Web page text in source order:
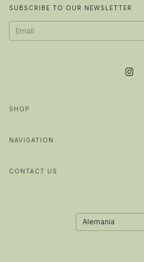
SUBSCRIBE TO OUR NEWSLETTER
SHOP
NAVIGATION
CONTACT US